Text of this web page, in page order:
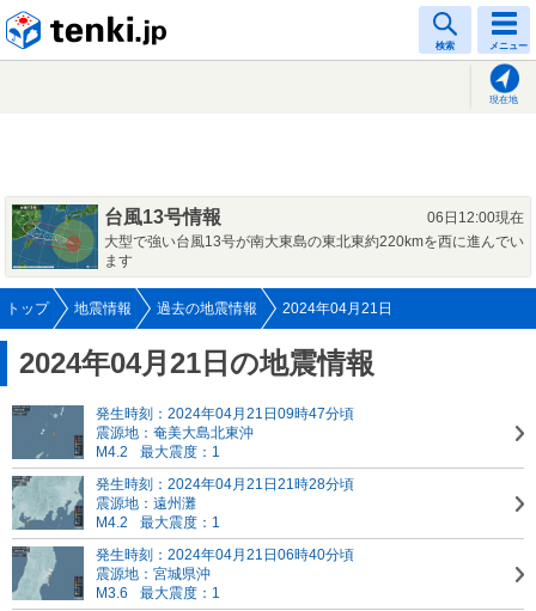
検索 メニュー
現在地
台風13号情報
06日12:00現在
大型で強い台風13号が南大東島の東北東約220kmを西に進んでい
ます
トップ 地震情報 過去の地震情報 2024年04月21日
2024年04月21日の地震情報
発生時刻：2024年04月21日09時47分頃
震源地：奄美大島北東沖
M4.2
最大震度：1
発生時刻：2024年04月21日21時28分頃
震源地：遠州灘
M4.2
最大震度：1
発生時刻：2024年04月21日06時40分頃
震源地：宮城県沖
M3.6
最大震度：1